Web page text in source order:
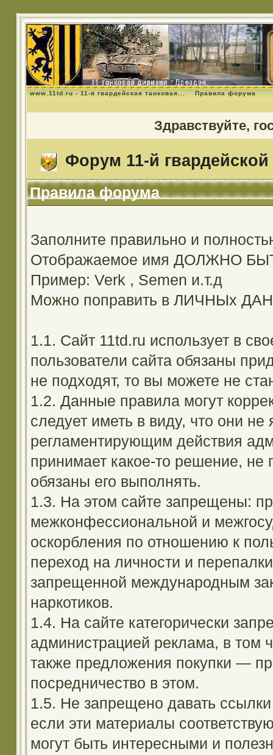
www.11td.ru - 11-я гвардейская танковая... Правила форума
Здравствуйте,
Форум 11-й гвардейской
Правила форума
Заполните правильно и
Отображаемое имя ДОЛЖНО
Пример: Verk , Semen и.т.д
Можно поправить в ЛИЧНЫх
1.1. Сайт 11td.ru использует в
пользователи сайта обязаны
не подходят, то вы можете не
1.2. Данные правила могут
следует иметь в виду, что они
регламентирующим действия
принимает какое-то решение, не
обязаны его выполнять.
1.3. На этом сайте запрещены:
межконфессиональной и
оскорбления по отношению к
переход на личности и
запрещенной международным
наркотиков.
1.4. На сайте категорически
администрацией реклама, в том
также предложения покупки —
посредничество в этом.
1.5. Не запрещено давать
если эти материалы
могут быть интересными и